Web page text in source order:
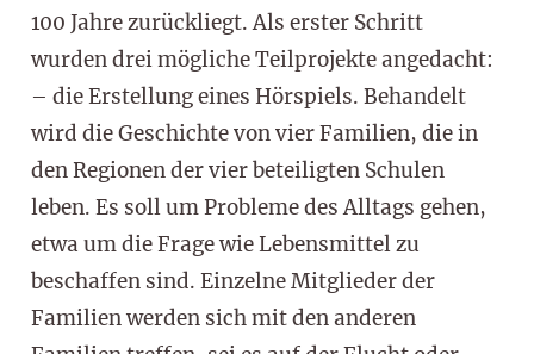
100 Jahre zurückliegt. Als erster Schritt
wurden drei mögliche Teilprojekte angedacht:
– die Erstellung eines Hörspiels. Behandelt
wird die Geschichte von vier Familien, die in
den Regionen der vier beteiligten Schulen
leben. Es soll um Probleme des Alltags gehen,
etwa um die Frage wie Lebensmittel zu
beschaffen sind. Einzelne Mitglieder der
Familien werden sich mit den anderen